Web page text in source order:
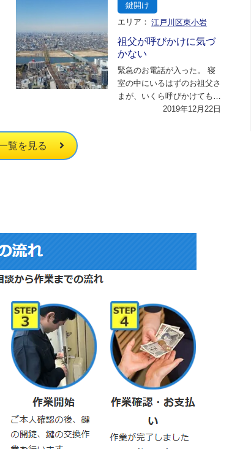
鍵開け
エリア： 江戸川区東小岩
祖父が呼びかけに気づ
かない
緊急のお電話が入った。 寝
室の中にいるはずのお祖父さ
まが、いくら呼びかけても出
てこない。 扉には鍵がかか
2019年12月22日
覧を見る